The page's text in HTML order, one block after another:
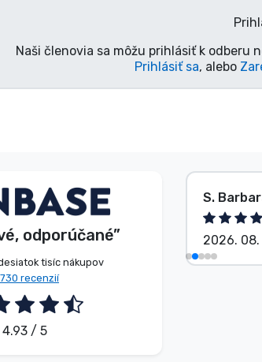
Naši členovia sa môžu prihlásiť k
Prihlásiť sa, alebo
odporúčané”
tisíc nákupov
recenzií
4.93 / 5
V. Éva Zákazník
2026. 08. 06.
S.
2026. 08.